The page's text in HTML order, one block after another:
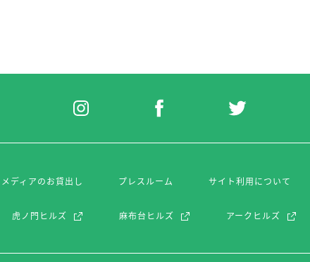
ディアのお貸出し プレスルーム サイト利用について
虎ノ門ヒルズ 麻布台ヒルズ アークヒルズ